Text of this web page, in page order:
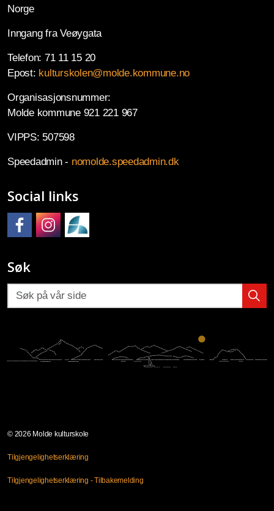
Norge
Inngang fra Veøygata
Telefon: 71 11 15 20
Epost: kulturskolen@molde.kommune.no
Organisasjonsnummer:
Molde kommune 921 221 967
VIPPS: 507598
Speedadmin - nomolde.speedadmin.dk
Social links
Søk
© 2026 Molde kulturskole
Tilgjengelighetserklæring
Tilgjengelighetserklæring - Tilbakemelding